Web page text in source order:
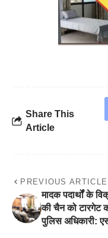
Share This
Article
PREVIOUS ARTICLE
मादक पदार्थों के
की चैन को टारगेट
पुलिस अधिकारी: